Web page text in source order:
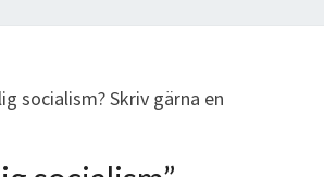
socialism? Skriv gärna en